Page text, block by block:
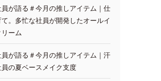
員が語る＃今月の推しアイテム｜仕
。多忙な社員が開発したオールイ
ーム
員が語る＃今月の推しアイテム｜汗
員の夏ベースメイク支度